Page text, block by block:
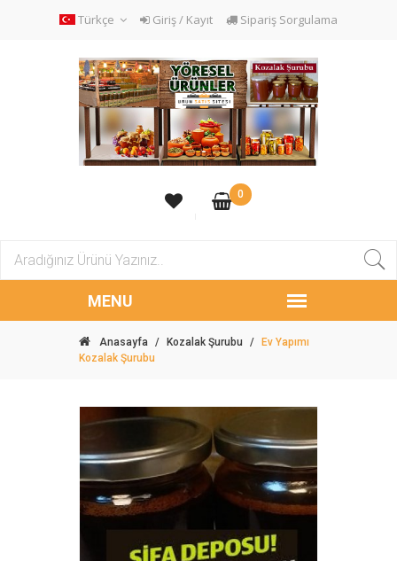
Türkçe Giriş / Kayıt Sipariş Sorgulama
0
Anasayfa / Kozalak Şurubu / Ev Yapımı
Kozalak Şurubu